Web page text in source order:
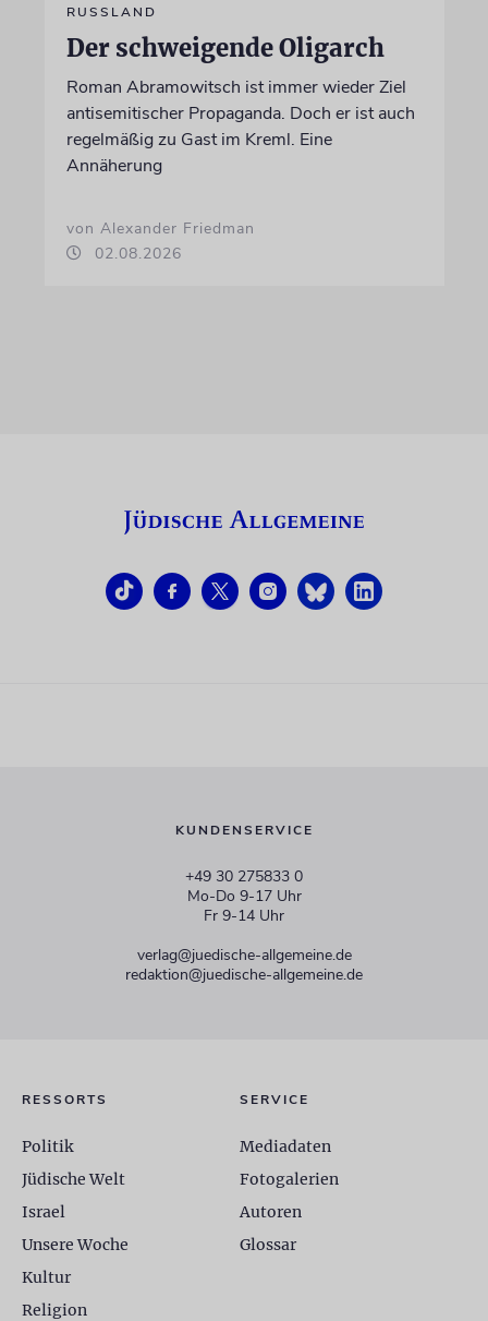
RUSSLAND
Der schweigende Oligarch
Roman Abramowitsch ist immer wieder Ziel
antisemitischer Propaganda. Doch er ist auch
regelmäßig zu Gast im Kreml. Eine
Annäherung
von Alexander Friedman
02.08.2026
KUNDENSERVICE
+49 30 275833 0
Mo-Do 9-17 Uhr
Fr 9-14 Uhr
verlag@juedische-allgemeine.de
redaktion@juedische-allgemeine.de
RESSORTS
Politik
Jüdische Welt
Israel
Unsere Woche
Kultur
Religion
SERVICE
Mediadaten
Fotogalerien
Autoren
Glossar